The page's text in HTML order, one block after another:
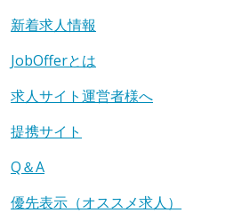
新着求人情報
JobOfferとは
求人サイト運営者様へ
提携サイト
Q＆A
優先表示（オススメ求人）